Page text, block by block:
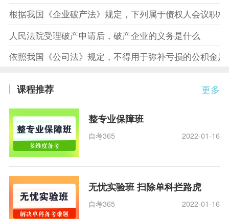
根据我国《企业破产法》规定，下列属于债权人会议职
人民法院受理破产申请后，破产企业的义务是什么
依照我国《公司法》规定，不得用于弥补亏损的公积金是
更多
课程推荐
整专业保障班
自考365 2022-01-16
无忧实验班 扫除单科拦路虎
自考365 2022-01-16